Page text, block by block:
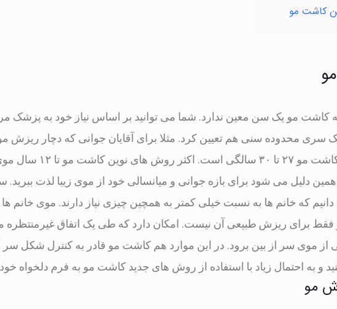
کاشت مو
کاشت مو یک سن معین ندارد. شما می توانید بر اساس نیاز خود به پزشک
یک سری محدوده سنی هم تعیین کرد. مثلا برای آقایان جوانی که دچار
شده اند، زمان اصلی برای کاشت
دلیل می شود برای بازه جوانی و میانسالی خود از موی زیبا لذت
که خانم ها به نسبت خیلی کمتر به همچین چیزی نیاز دارند. موی خانم
فقط برای ریزش طبیعی آن نیست. امکان دارد که طی یک اتفاق غیرمنتظره
از موی سر از بین برود. در این موارد هم کاشت مو قادر به کنترل شکل سر
احتمال زیاد با استفاده از روش های جدید کاشت مو به فرم دلخواه
مو